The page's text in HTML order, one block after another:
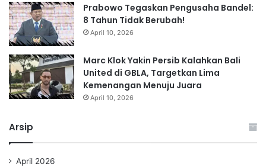
Prabowo Tegaskan Pengusaha Bandel:
8 Tahun Tidak Berubah!
April 10, 2026
Marc Klok Yakin Persib Kalahkan Bali
United di GBLA, Targetkan Lima
Kemenangan Menuju Juara
April 10, 2026
Arsip
April 2026